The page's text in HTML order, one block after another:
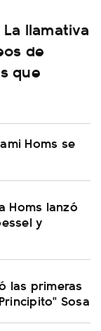
llamativa
de
que
Homs se
Homs lanzó
y
las primeras
Sosa